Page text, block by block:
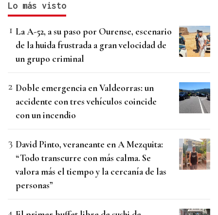
Lo más visto
La A-52, a su paso por Ourense, escenario
de la huida frustrada a gran velocidad de
un grupo criminal
Doble emergencia en Valdeorras: un
accidente con tres vehículos coincide
con un incendio
David Pinto, veraneante en A Mezquita:
“Todo transcurre con más calma. Se
valora más el tiempo y la cercanía de las
personas”